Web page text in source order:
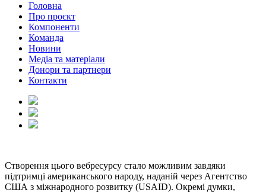
Головна
Про проєкт
Компоненти
Команда
Новини
Медіа та матеріали
Донори та партнери
Контакти
Створення цього вебресурсу стало можливим завдяки
підтримці американського народу, наданій через Агентство
США з міжнародного розвитку (USAID). Окремі думки,